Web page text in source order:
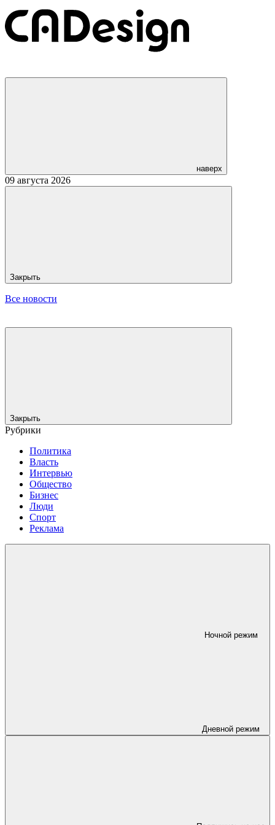
наверх
09 августа 2026
Закрыть
Все новости
Закрыть
Рубрики
Политика
Власть
Интервью
Общество
Бизнес
Люди
Спорт
Реклама
Ночной режим
Дневной режим